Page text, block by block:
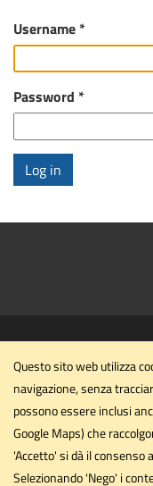
Username*
Password *
Log in
Dipartimento di
Questo sito web utilizza
navigazione, senza
possono essere inclusi
Google Maps) che
'Accetto' si dà il consenso
Selezionando 'Nego' i